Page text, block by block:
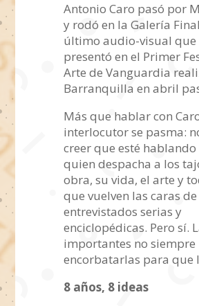
Antonio Caro pasó por
y rodó en la Galería
último audio-visual que
presentó en el Primer
Arte de Vanguardia
Barranquilla en abril
Más que hablar con
interlocutor se pasma:
creer que esté hablando
quien despacha a los
obra, su vida, el arte y
que vuelven las caras
entrevistados serias y
enciclopédicas. Pero sí.
importantes no siempre
encorbatarlas para que
8 años, 8 ideas